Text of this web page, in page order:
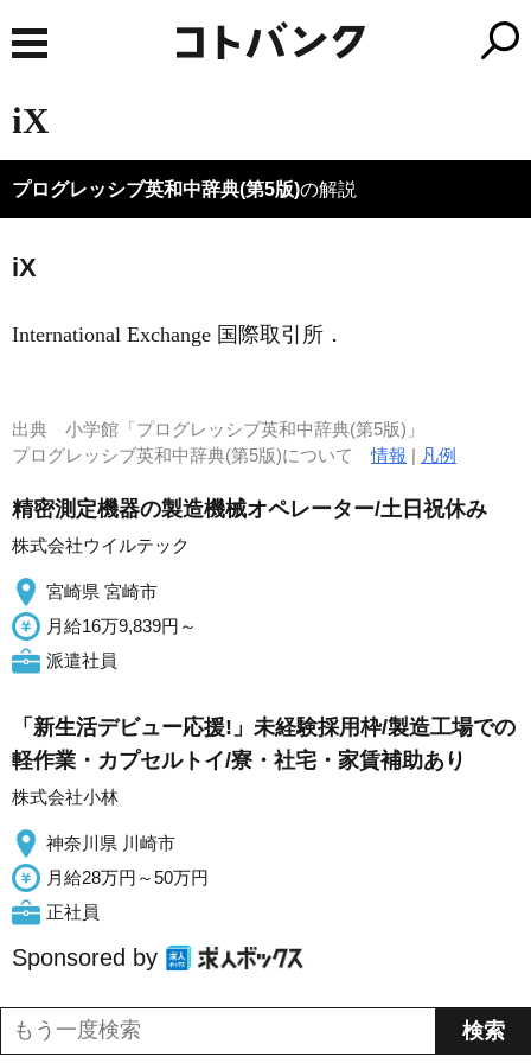
iX
プログレッシブ英和中辞典(第5版)の解説
iX
International Exchange 国際取引所 ．
出典 小学館「プログレッシブ英和中辞典(第5版)」
プログレッシブ英和中辞典(第5版)について情報 | 凡例
精密測定機器の製造機械オペレーター/土日祝休み
株式会社ウイルテック
宮崎県 宮崎市
月給16万9,839円～
派遣社員
「新生活デビュー応援!」未経験採用枠/製造工場での
軽作業・カプセルトイ/寮・社宅・家賃補助あり
株式会社小林
神奈川県 川崎市
月給28万円～50万円
正社員
Sponsored by